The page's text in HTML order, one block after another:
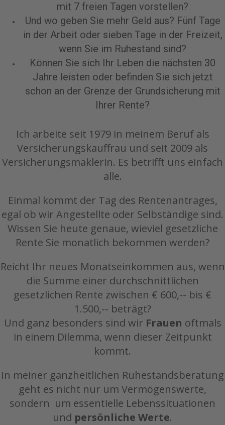
mit 7 freien Tagen vorstellen?
Und wo geben Sie mehr Geld aus? Fünf Tage
in der Arbeit oder sieben Tage in der Freizeit,
wenn Sie im Ruhestand sind?
Können Sie sich Ihr Leben die nächsten 30
Jahre leisten oder befinden Sie sich jetzt
schon an der Grenze der Grundsicherung mit
Ihrer Rente?
Ich arbeite seit 1979 in meinem Beruf als
Versicherungskauffrau und seit 2009 als
Versicherungsmaklerin. Es betrifft uns einfach
alle.
Einmal kommt der Tag des Rentenantrages,
egal ob wir Angestellte oder Selbständige sind.
Wissen Sie heute genaue, wieviel gesetzliche
Rente Sie monatlich bekommen werden?
Reicht Ihr neues Monatseinkommen aus, wenn
die Summe einer durchschnittlichen
gesetzlichen Rente zwischen € 600,-- bis €
1.500,-- beträgt?
Und ganz besonders sind wir Frauen oftmals
in einem Dilemma, wenn dieser Zeitpunkt
kommt.
In meiner ganzheitlichen Ruhestandsberatung
geht es nicht nur um Vermögenswerte,
sondern um essentielle Lebenssituationen
und persönliche Werte.